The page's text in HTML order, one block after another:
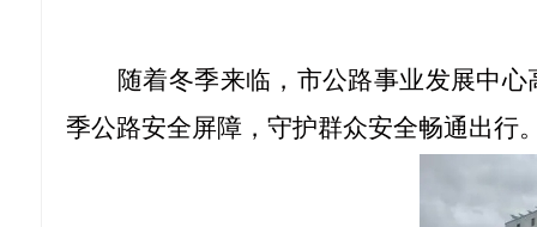
随着冬季来临，市公路事业发展中
季公路安全屏障，守护群众安全畅通出行